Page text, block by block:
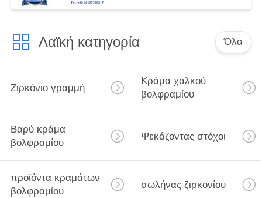
Λαϊκή κατηγορία Όλα
Ζιρκόνιο γραμμή
Κράμα χαλκού
βολφραμίου
Βαρύ κράμα
βολφραμίου
Ψεκάζοντας στόχοι
προϊόντα κραμάτων
βολφραμίου
σωλήνας ζιρκονίου